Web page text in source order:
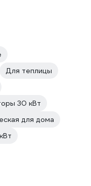
Для теплицы
30 кВт
для дома